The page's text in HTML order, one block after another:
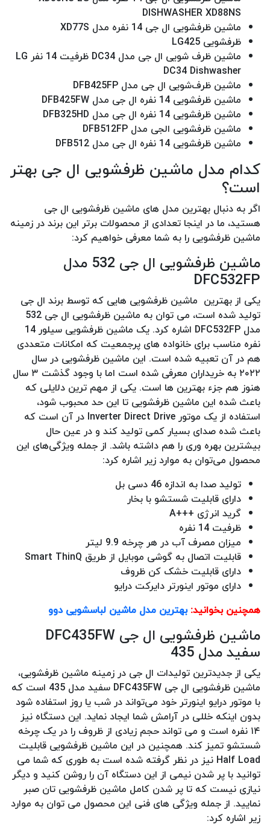
DISHWASHER XD88NS
ماشین ظرفشویی ال جی 14 نفره مدل XD77S
ظرفشویی LG425
ماشین ظرف شویی ال جی مدل DC34 ظرفیت 14 نفر LG
DC34 Dishwasher
ماشین ظرف‌شویی ال جی مدل DFB425FP
ماشین ظرفشویی 14 نفره ال جی مدل DFB425FW
ماشین ظرفشویی 14 نفره ال جی مدل DFB325HD
ماشین ظرفشویی الجی مدل DFB512FP
ماشین ظرفشویی 14 نفره ال جی مدل DFB512
کدام مدل ماشین ظرفشویی ال جی بهتر
است؟
اگر به دنبال بهترین مدل های ماشین ظرفشویی ال جی
هستید، ما در اینجا تعدادی از محصولات برتر این برند در زمینه
ماشین ظرفشویی را به شما معرفی خواهیم کرد:
ماشین ظرفشویی ال جی 532 مدل
DFC532FP
یکی از بهترین ماشین ظرفشویی هایی که توسط برند ال جی
تولید شده است، می توان به ماشین ظرفشویی ال جی 532
مدل DFC532FP اشاره کرد. یک ماشین ظرفشویی سیلور 14
نفره مناسب برای خانواده های پرجمعیت که امکانات متعددی
هم در آن تعبیه شده است. این ماشین ظرفشویی در سال
۲۰۲۲ به خریداران معرفی شده است اما با وجود گذشت ۳ سال
هنوز هم جزء بهترین ها است. یکی از مهم ترین دلایلی که
باعث شده این ماشین ظرفشویی تا این حد محبوب شود،
استفاده از یک موتور Inverter Direct Drive در آن است که
باعث شده صدای بسیار کمی تولید کند و در عین حال
بیشترین بهره وری را هم داشته باشد. از جمله ویژگی‌های این
محصول می‌توان به موارد زیر اشاره کرد:
تولید صدا به اندازه 46 دسی بل
دارای قابلیت شستشو با بخار
گرید انرژی +++A
ظرفیت 14 نفره
میزان مصرف آب در هر چرخه 9.9 لیتر
قابلیت اتصال به گوشی موبایل از طریق Smart ThinQ
دارای قابلیت خشک کن ظروف
دارای موتور اینورتر دایرکت درایو
همچنین بخوانید: بهترین مدل ماشین لباسشویی دوو
ماشین ظرفشویی ال جی DFC435FW
سفید مدل 435
یکی از جدیدترین تولیدات ال جی در زمینه ماشین ظرفشویی،
ماشین ظرفشویی ال جی DFC435FW سفید مدل 435 است که
با موتور درایو اینورتر خود می‌تواند در شب یا روز استفاده شود
بدون اینکه خللی در آرامش شما ایجاد نماید. این دستگاه نیز
۱۴ نفره است و می‌ تواند حجم زیادی از ظروف را در یک چرخه
شستشو تمیز کند. همچنین در این ماشین ظرفشویی قابلیت
Half Load نیز در نظر گرفته شده است به طوری که شما می
توانید با پر شدن نیمی از این دستگاه آن را روشن کنید و دیگر
نیازی نیست که تا پر شدن کامل ماشین ظرفشویی تان صبر
نمایید. از جمله ویژگی های فنی این محصول می توان به موارد
زیر اشاره کرد: